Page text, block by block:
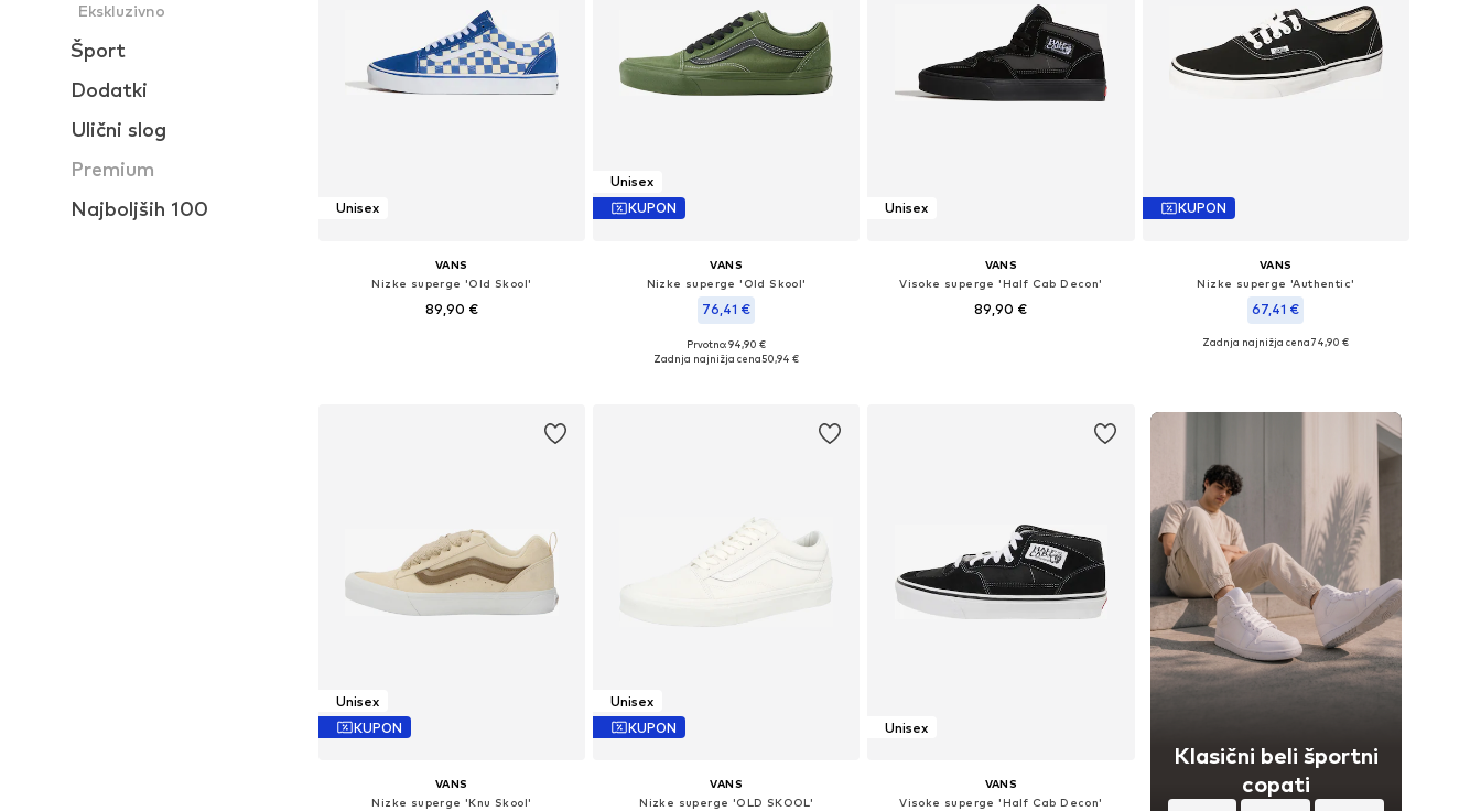
Ekskluzivno
Šport
Dodatki
Ulični slog
Premium
Najboljših 100
Unisex
VANS
Nizke superge 'Old Skool'
89,90 €
Unisex
KUPON
VANS
Nizke superge 'Old Skool'
76,41 €
+14
Na voljo v različnih velikostih
Prvotno: 94,90 €
Zadnja najnižja cena50,94 €
Unisex
VANS
Visoke superge 'Half Cab Decon'
89,90 €
KUPON
VANS
Nizke superge 'Authentic'
67,41 €
+2
Na voljo v različnih velikostih
Zadnja najnižja cena74,90 €
Unisex
KUPON
VANS
Nizke superge 'Knu Skool'
Unisex
KUPON
VANS
Nizke superge 'OLD SKOOL'
Unisex
VANS
Visoke superge 'Half Cab Decon'
Klasični beli športni
copati